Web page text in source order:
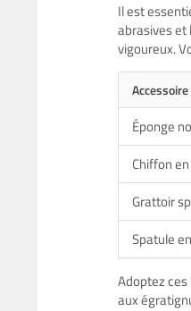
Il est
abrasives
vigoureux.
Accessoire
Éponge
Chiffon
Grattoir
Spatule
Adoptez
aux